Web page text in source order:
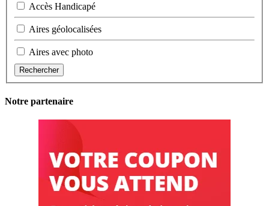
Accès Handicapé
Aires géolocalisées
Aires avec photo
Rechercher
Notre partenaire